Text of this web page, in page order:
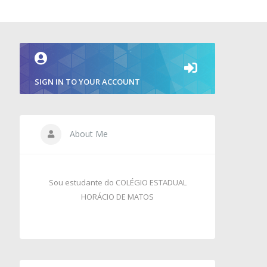
SIGN IN TO YOUR ACCOUNT
About Me
Sou estudante do COLÉGIO ESTADUAL
HORÁCIO DE MATOS